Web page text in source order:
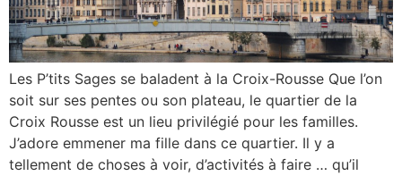
Les P’tits Sages se baladent à la Croix-Rousse Que l’on
soit sur ses pentes ou son plateau, le quartier de la
Croix Rousse est un lieu privilégié pour les familles.
J’adore emmener ma fille dans ce quartier. Il y a
tellement de choses à voir, d’activités à faire … qu’il